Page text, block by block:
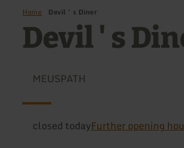
Home Devil ' s Diner
Devil ' s
MEUSPATH
closed todayFurther opening